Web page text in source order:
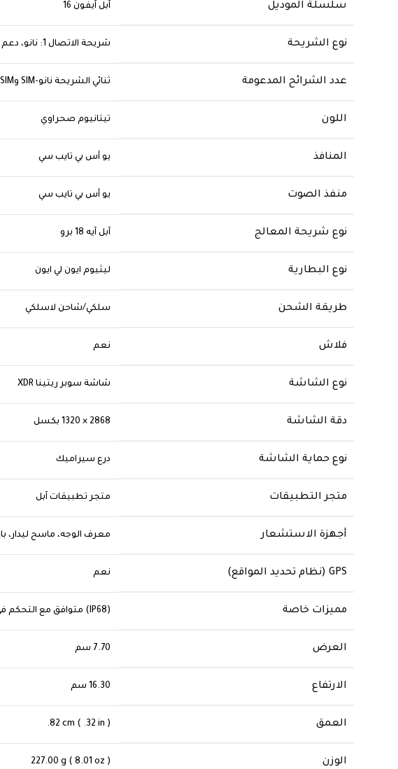
سلسلة الموديل
نوع الشريحة شريحة الاتصال 1: نانو، دعم شريحة eSIM
عدد الشرائح المدعومة ثنائي الشريحة نانو-SIM وeSIM
اللون
المنافذ
منفذ الصوت يو أس بي تايب سي
نوع شريحة المعالج
نوع البطارية ليثيوم ايون لي ايون
طريقة الشحن سلكي/شاحن لاسلكي
فلاش نعم
نوع الشاشة شاشة سوبر ريتينا XDR
دقة الشاشة ‎1320 × 2868 بكسل‎
نوع حماية الشاشة درع سيراميك
متجر التطبيقات متجر تطبيقات آبل
أجهزة الاستشعار
GPS (نظام تحديد المواقع) نعم
مميزات خاصة ‎(IP68‎) متوافق مع التحكم في الكاميرا، ذكاء آبل، مقاوم للرذاذ والغبار والماء‎
العرض ‎7.70 سم‎
الارتفاع ‎16.30 سم‎
العمق ‎.82‎ cm ( .32‎ in )‎
الوزن ‎227‎.00‎ g ( ‎8‎.01‎ oz )